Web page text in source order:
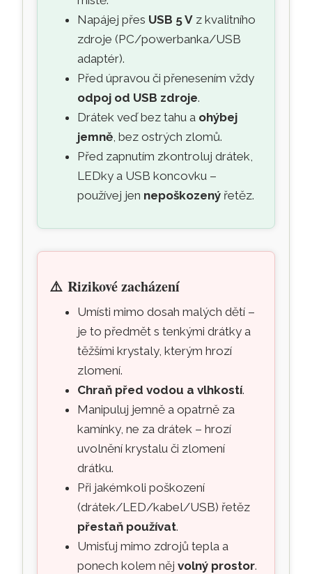
Napájej přes USB 5 V z kvalitního
zdroje (PC/powerbanka/USB
adaptér).
Před úpravou či přenesením vždy
odpoj od USB zdroje.
Drátek veď bez tahu a ohýbej
jemně , bez ostrých zlomů.
Před zapnutím zkontroluj drátek,
LEDky a USB koncovku –
používej jen nepoškozený řetěz.
⚠️Rizikové zacházení
Umísti mimo dosah malých dětí –
je to předmět s tenkými drátky a
těžšími krystaly, kterým hrozí
zlomení.
Chraň před vodou a vlhkostí.
Manipuluj jemně a opatrně za
kamínky, ne za drátek – hrozí
uvolnění krystalu či zlomení
drátku.
Při jakémkoli poškození
(drátek/LED/kabel/USB) řetěz
přestaň používat.
Umisťuj mimo zdrojů tepla a
ponech kolem nějvolný prostor.